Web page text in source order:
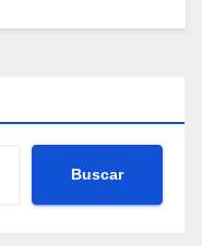
Buscar